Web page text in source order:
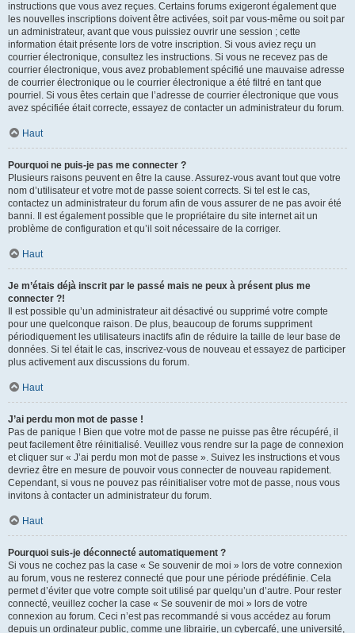
instructions que vous avez reçues. Certains forums exigeront également que
les nouvelles inscriptions doivent être activées, soit par vous-même ou soit par
un administrateur, avant que vous puissiez ouvrir une session ; cette
information était présente lors de votre inscription. Si vous aviez reçu un
courrier électronique, consultez les instructions. Si vous ne recevez pas de
courrier électronique, vous avez probablement spécifié une mauvaise adresse
de courrier électronique ou le courrier électronique a été filtré en tant que
pourriel. Si vous êtes certain que l’adresse de courrier électronique que vous
avez spécifiée était correcte, essayez de contacter un administrateur du forum.
Haut
Pourquoi ne puis-je pas me connecter ?
Plusieurs raisons peuvent en être la cause. Assurez-vous avant tout que votre
nom d’utilisateur et votre mot de passe soient corrects. Si tel est le cas,
contactez un administrateur du forum afin de vous assurer de ne pas avoir été
banni. Il est également possible que le propriétaire du site internet ait un
problème de configuration et qu’il soit nécessaire de la corriger.
Haut
Je m’étais déjà inscrit par le passé mais ne peux à présent plus me
connecter ?!
Il est possible qu’un administrateur ait désactivé ou supprimé votre compte
pour une quelconque raison. De plus, beaucoup de forums suppriment
périodiquement les utilisateurs inactifs afin de réduire la taille de leur base de
données. Si tel était le cas, inscrivez-vous de nouveau et essayez de participer
plus activement aux discussions du forum.
Haut
J’ai perdu mon mot de passe !
Pas de panique ! Bien que votre mot de passe ne puisse pas être récupéré, il
peut facilement être réinitialisé. Veuillez vous rendre sur la page de connexion
et cliquer sur « J’ai perdu mon mot de passe ». Suivez les instructions et vous
devriez être en mesure de pouvoir vous connecter de nouveau rapidement.
Cependant, si vous ne pouvez pas réinitialiser votre mot de passe, nous vous
invitons à contacter un administrateur du forum.
Haut
Pourquoi suis-je déconnecté automatiquement ?
Si vous ne cochez pas la case « Se souvenir de moi » lors de votre connexion
au forum, vous ne resterez connecté que pour une période prédéfinie. Cela
permet d’éviter que votre compte soit utilisé par quelqu’un d’autre. Pour rester
connecté, veuillez cocher la case « Se souvenir de moi » lors de votre
connexion au forum. Ceci n’est pas recommandé si vous accédez au forum
depuis un ordinateur public, comme une librairie, un cybercafé, une université,